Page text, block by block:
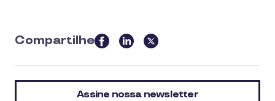
Compartilhe
this
article
on
Assine nossa newsletter